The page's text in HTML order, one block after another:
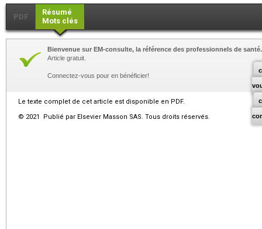
PDF
Résumé
Mots clés
Bienvenue sur EM-consulte, la référence des professionnels de santé.
Article gratuit.
Connectez-vous pour en bénéficier!
Le texte complet de cet article est disponible en PDF.
© 2021 Publié par Elsevier Masson SAS. Tous droits réservés.